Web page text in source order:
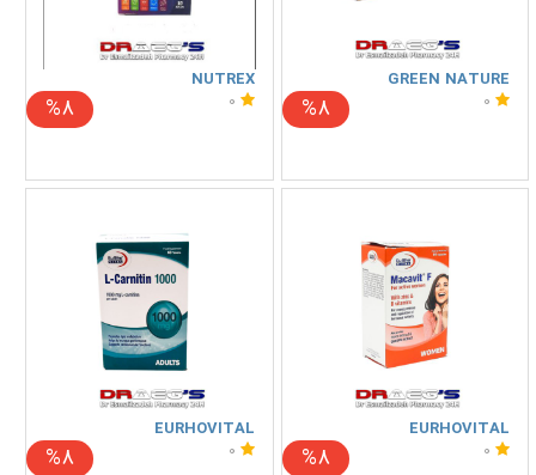
NUTREX
0
%8
GREEN NATURE
0
%8
EURHOVITAL
0
%8
EURHOVITAL
0
%8